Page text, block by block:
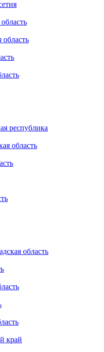
область
республика
область
область
край